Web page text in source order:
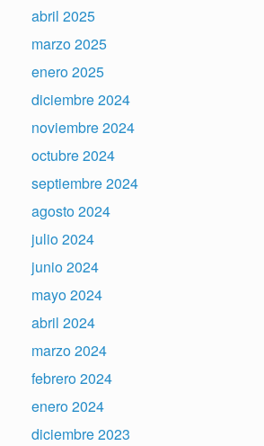
abril 2025
marzo 2025
enero 2025
diciembre 2024
noviembre 2024
octubre 2024
septiembre 2024
agosto 2024
julio 2024
junio 2024
mayo 2024
abril 2024
marzo 2024
febrero 2024
enero 2024
diciembre 2023